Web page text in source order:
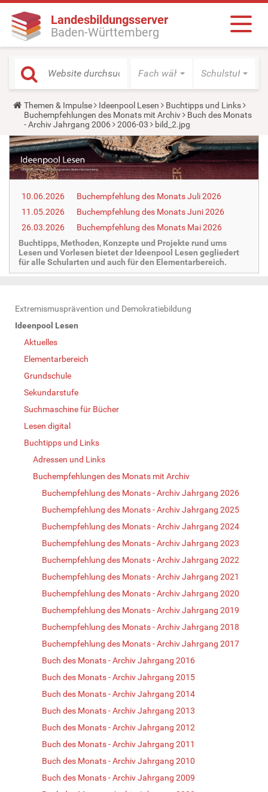
Landesbildungsserver
Baden-Württemberg
Fach wählen Schulstufe
Y
o
u
a
r
e
h
e
r
:
Themen & Impulse Ideenpool Lesen
Buchtipps und Links
Buchempfehlungen des Monats mit Archiv
Buch des Monats
- Archiv Jahrgang 2006
2006-03 bild_2.jpg
10.06.2026
Buchempfehlung des Monats Juli 2026
11.05.2026
Buchempfehlung des Monats Juni 2026
26.03.2026
Buchempfehlung des Monats Mai 2026
Buchtipps, Methoden, Konzepte und Projekte rund ums
Lesen und Vorlesen bietet der Ideenpool Lesen gegliedert
für alle Schularten und auch für den Elementarbereich.
N
a
Extremismusprävention und Demokratiebildung
Ideenpool Lesen
Aktuelles
Elementarbereich
Grundschule
Sekundarstufe
Suchmaschine für Bücher
Lesen digital
Buchtipps und Links
Adressen und Links
Buchempfehlungen des Monats mit Archiv
Buchempfehlung des Monats - Archiv Jahrgang 2026
Buchempfehlung des Monats - Archiv Jahrgang 2025
Buchempfehlung des Monats - Archiv Jahrgang 2024
Buchempfehlung des Monats - Archiv Jahrgang 2023
Buchempfehlung des Monats - Archiv Jahrgang 2022
Buchempfehlung des Monats - Archiv Jahrgang 2021
Buchempfehlung des Monats - Archiv Jahrgang 2020
Buchempfehlung des Monats - Archiv Jahrgang 2019
Buchempfehlung des Monats - Archiv Jahrgang 2018
Buchempfehlung des Monats - Archiv Jahrgang 2017
Buch des Monats - Archiv Jahrgang 2016
Buch des Monats - Archiv Jahrgang 2015
Buch des Monats - Archiv Jahrgang 2014
Buch des Monats - Archiv Jahrgang 2013
Buch des Monats - Archiv Jahrgang 2012
Buch des Monats - Archiv Jahrgang 2011
Buch des Monats - Archiv Jahrgang 2010
Buch des Monats - Archiv Jahrgang 2009